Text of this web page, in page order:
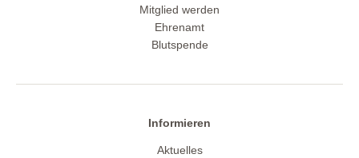
Mitglied werden
Ehrenamt
Blutspende
Informieren
Aktuelles